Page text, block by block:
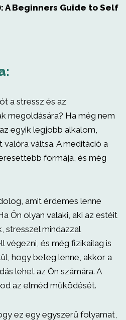
A Beginners Guide to Self
a stressz és az
megoldására? Ha még nem
egyik legjobb alkalom,
váltsa. A meditáció a
formája, és még
amit érdemes lenne
Ön olyan valaki, aki az estéit
stresszel mindazzal
végezni, és még fizikailag is
hogy beteg lenne, akkor a
lehet az Ön számára. A
az elméd működését.
ez egy egyszerű folyamat,